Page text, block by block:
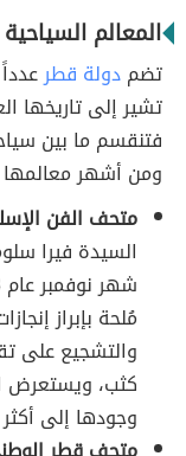
المعالم
تضمدولة قطرعدداً
تشير إلى تاريخها
فتنقسم ما بين
ومن أشهر معالمها
متحف الفن
السيدة فيرا
مُلحة بإبراز
والتشجيع على
كثب، ويستعرض
وجودها إلى